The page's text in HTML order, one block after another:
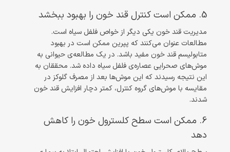
5. ممکن است کنترل قند خون را بهبود ببخشد
مدیریت قند خون یکی دیگر از خواص فلفل سیاه است.
مطالعات عنوان می‌کنند که پپرین ممکن است در بهبود
متابولیسم قند خون مفید باشد. در یک مطالعه‌ی حیوانی به
موش‌های صحرایی عصاره‌ی فلفل سیاه داده شد. محققان به
این نتیجه رسیدند که این موش‌ها بعد از مصرف گلوکز در
مقایسه با موش‌های گروه کنترل، کمتر دچار افزایش قند خون
شدند.
6. ممکن است سطح کلسترول خون را کاهش
دهد